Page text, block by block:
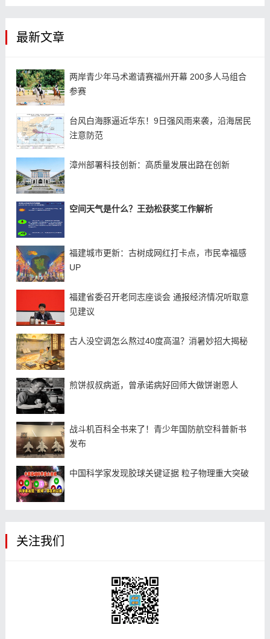
最新文章
两岸青少年马术邀请赛福州开幕 200多人马组合
参赛
台风白海豚逼近华东！9日强风雨来袭，沿海居民
注意防范
漳州部署科技创新：高质量发展出路在创新
空间天气是什么？王劲松获奖工作解析
福建城市更新：古树成网红打卡点，市民幸福感
UP
福建省委召开老同志座谈会 通报经济情况听取意
见建议
古人没空调怎么熬过40度高温？消暑妙招大揭秘
煎饼叔叔病逝，曾承诺病好回师大做饼谢恩人
战斗机百科全书来了！青少年国防航空科普新书
发布
中国科学家发现胶球关键证据 粒子物理重大突破
关注我们